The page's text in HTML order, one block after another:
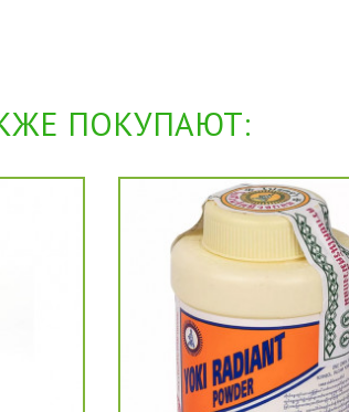
ПОКУПАЮТ: